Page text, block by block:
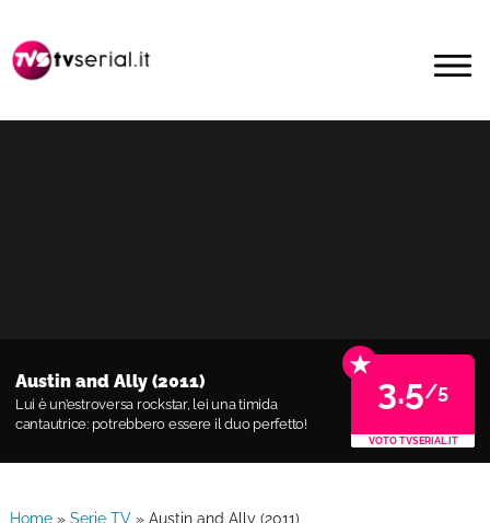
alla
navigazione
contenuto
MENU
Austin and Ally (2011)
Lui è un’estroversa rockstar, lei una timida
cantautrice: potrebbero essere il duo perfetto!
★
3.5/5
VOTO TVSERIAL.IT
Home» Serie TV» Austin and Ally (2011)